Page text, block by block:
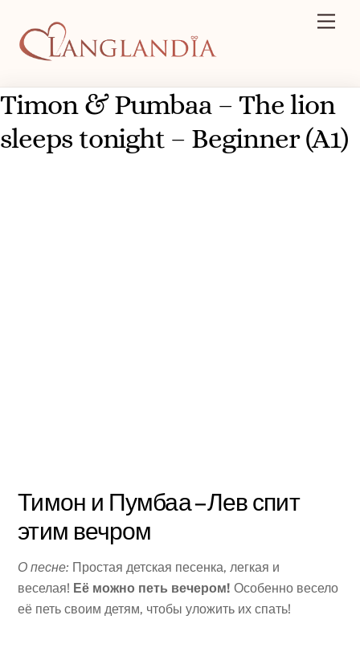
content
Timon & Pumbaa – The lion
sleeps tonight – Beginner (A1)
Тимон и Пумбаа – Лев спит
этим вечром
О песне: Простая детская песенка, легкая и
веселая! Её можно петь вечером! Особенно весело
её петь своим детям, чтобы уложить их спать!